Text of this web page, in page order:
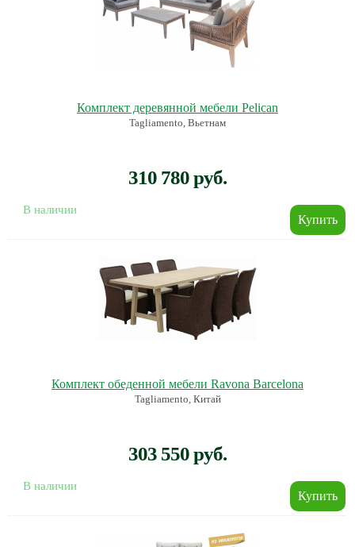
Комплект деревянной мебели Pelican
Tagliamento, Вьетнам
310 780 руб.
В наличии
Комплект обеденной мебели Ravona Barcelona
Tagliamento, Китай
303 550 руб.
В наличии